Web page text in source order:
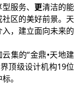
服务、 更清洁的能
区的美好前景。 天
，建立面向未来的
集的“金鼎•天地建
顶级设计机构19位
。